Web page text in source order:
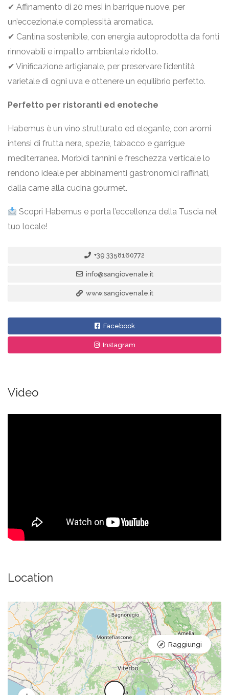
✔ Affinamento di 20 mesi in barrique nuove, per
un’eccezionale complessità aromatica.
✔ Cantina sostenibile, con energia autoprodotta da fonti
rinnovabili e impatto ambientale ridotto.
✔ Vinificazione artigianale, per preservare l’identità
varietale di ogni uva e ottenere un equilibrio perfetto.
Perfetto per ristoranti ed enoteche
Habemus è un vino strutturato ed elegante, con aromi
intensi di frutta nera, spezie, tabacco e garrigue
mediterranea. Morbidi tannini e freschezza verticale lo
rendono ideale per abbinamenti gastronomici raffinati,
dalla carne alla cucina gourmet.
Scopri Habemus e porta l’eccellenza della Tuscia nel
tuo locale!
+39 3358160772
info@sangiovenale.it
www.sangiovenale.it
Facebook
Instagram
Video
Location
Raggiungi